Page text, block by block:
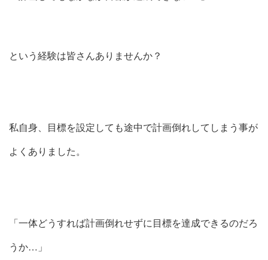
という経験は皆さんありませんか？
私自身、目標を設定しても途中で計画倒れしてしまう事が
よくありました。
「一体どうすれば計画倒れせずに目標を達成できるのだろ
うか…」